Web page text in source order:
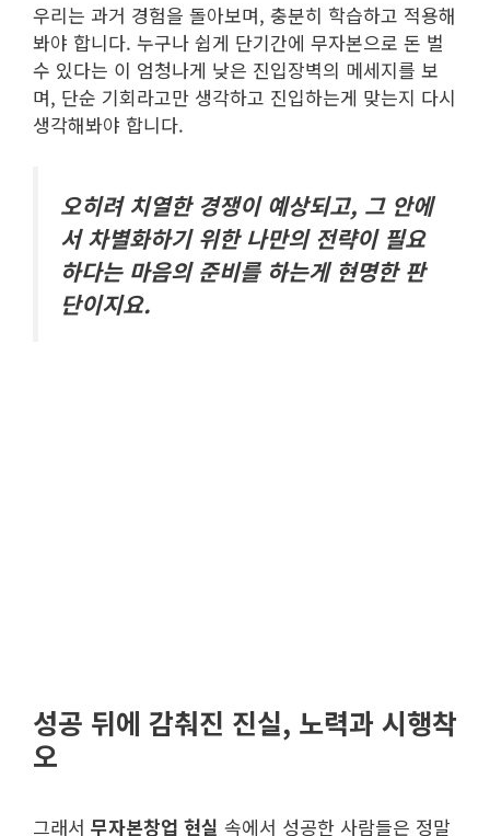
우리는 과거 경험을 돌아보며, 충분히 학습하고 적용해
봐야 합니다. 누구나 쉽게 단기간에 무자본으로 돈 벌
수 있다는 이 엄청나게 낮은 진입장벽의 메세지를 보
며, 단순 기회라고만 생각하고 진입하는게 맞는지 다시
생각해봐야 합니다.
오히려 치열한 경쟁이 예상되고, 그 안에
서 차별화하기 위한 나만의 전략이 필요
하다는 마음의 준비를 하는게 현명한 판
단이지요.
성공 뒤에 감춰진 진실, 노력과 시행착
오
그래서 무자본창업 현실 속에서 성공한 사람들은 정말